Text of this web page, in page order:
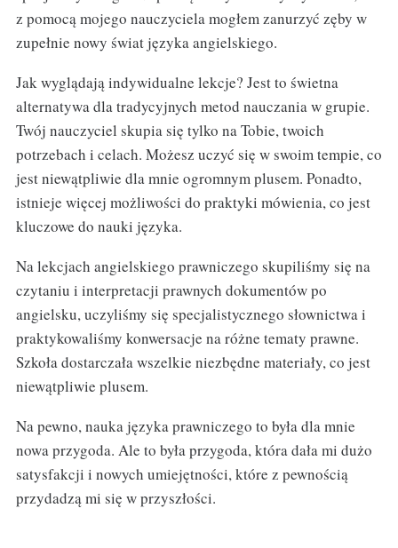
z pomocą mojego nauczyciela mogłem zanurzyć zęby w
zupełnie nowy świat języka angielskiego.
Jak wyglądają indywidualne lekcje? Jest to świetna
alternatywa dla tradycyjnych metod nauczania w grupie.
Twój nauczyciel skupia się tylko na Tobie, twoich
potrzebach i celach. Możesz uczyć się w swoim tempie, co
jest niewątpliwie dla mnie ogromnym plusem. Ponadto,
istnieje więcej możliwości do praktyki mówienia, co jest
kluczowe do nauki języka.
Na lekcjach angielskiego prawniczego skupiliśmy się na
czytaniu i interpretacji prawnych dokumentów po
angielsku, uczyliśmy się specjalistycznego słownictwa i
praktykowaliśmy konwersacje na różne tematy prawne.
Szkoła dostarczała wszelkie niezbędne materiały, co jest
niewątpliwie plusem.
Na pewno, nauka języka prawniczego to była dla mnie
nowa przygoda. Ale to była przygoda, która dała mi dużo
satysfakcji i nowych umiejętności, które z pewnością
przydadzą mi się w przyszłości.